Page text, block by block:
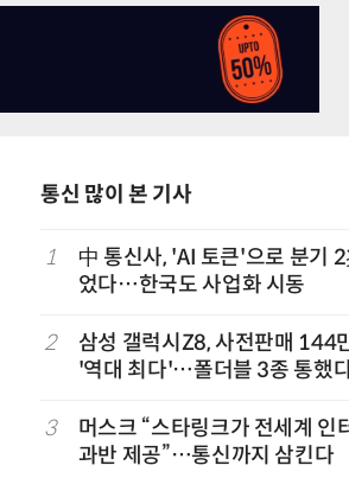
통신 많이 본 기사
1
中 통신사, 'AI 토큰'으로 분기 2
었다…한국도 사업화 시동
2
삼성 갤럭시Z8, 사전판매 144
'역대 최다'…폴더블 3종 통했
3
머스크 “스타링크가 전세계 인
과반 제공”…통신까지 삼킨다